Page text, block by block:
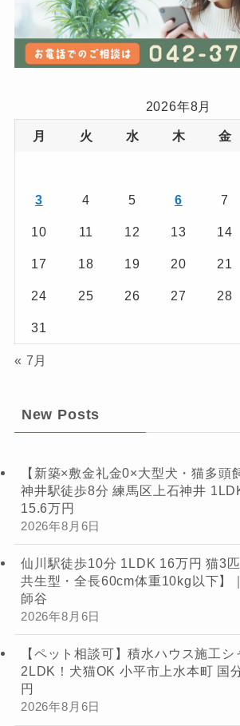
2026年8月
月 火 水 木 金
3 4 5 6 7
10 11 12 13 14
17 18 19 20 21
24 25 26 27 28
31
« 7月
New Posts
【新築×敷金礼金0×大型犬・猫多頭
神井駅徒歩8分 練馬区上石神井
15.6万円
2026年8月6日
仙川駅徒歩10分 1LDK 16万円 猫3
共生型・全長60cm体重10kg以下】
師谷
2026年8月6日
【ペット相談可】積水ハウス施工シ
2LDK！犬猫OK 小平市上水本町 国
円
2026年8月6日